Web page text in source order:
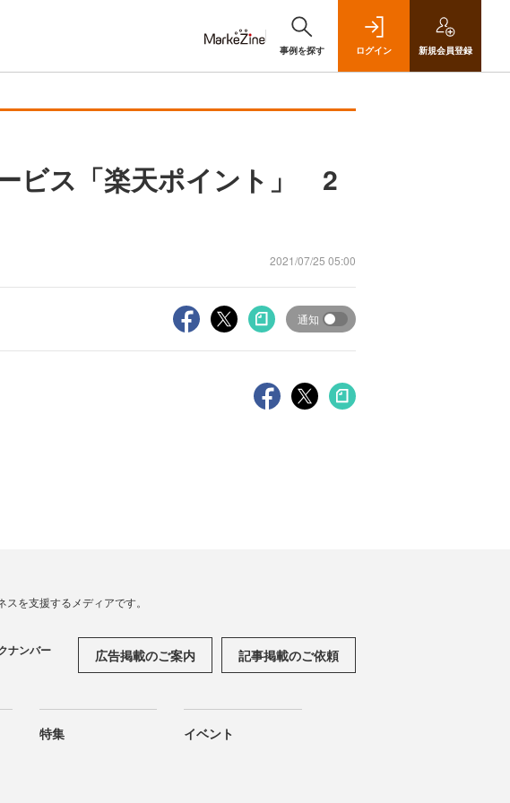
事例を探す ログイン 新規会員登録
ビス「楽天ポイント」 2
2021/07/25 05:00
通知
を支援するメディアです。
ナンバー 広告掲載のご案内 記事掲載のご依頼
特集 イベント